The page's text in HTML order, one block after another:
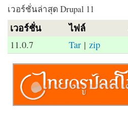
เวอร์ชั่นล่าสุด Drupal 11
เวอร์ชั่น ไฟล์
11.0.7 Tar | zip